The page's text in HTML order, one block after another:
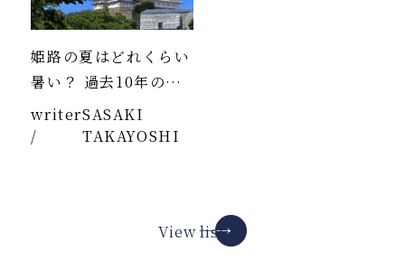
姫路の夏はどれくらい
暑い？ 過去10年のデ
ータより
writer
/
SASAKI
TAKAYOSHI
View list